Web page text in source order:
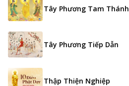
Tây Phương Tam Thánh
Tây Phương Tiếp Dẫn
Thập Thiện Nghiệp